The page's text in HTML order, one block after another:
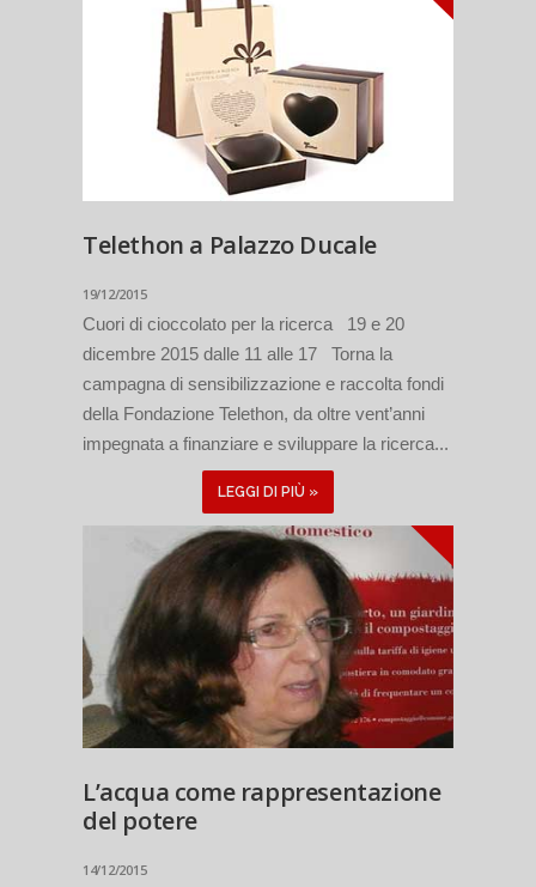
Telethon a Palazzo Ducale
19/12/2015
Cuori di cioccolato per la ricerca 19 e 20
dicembre 2015 dalle 11 alle 17 Torna la
campagna di sensibilizzazione e raccolta fondi
della Fondazione Telethon, da oltre vent’anni
impegnata a finanziare e sviluppare la ricerca...
LEGGI DI PIÙ »
L’acqua come rappresentazione
del potere
14/12/2015